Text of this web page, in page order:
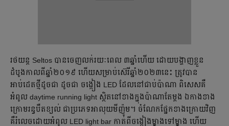
រថយន្ត Seltos បាន​ចេញ​លក់​រយៈពេល ៣ឆ្នាំហើយ ដោយបង្ហាញ​ខ្លួន​
ដំបូងកាលពីឆ្នាំ​២០១៩ ហើយ​សម្រាប់​ស៊េរីឆ្នាំ២០២៣នេះ ត្រូវ​បាន​
អាប់ដេតថ្មី​ដូចជា ដូចជា ចង្កៀង​ LED ដែល​​នៅជាប់​ប៉ាណា ពិសេសគឺ
អំពូល daytime running light ស្ថិតនៅខាងក្នុងប៉ាណាតែម្តង ឯកាងខាង
ក្រោម​រន្ធបឺតខ្យល់ ជា​ប្រភេទ​អាលុយមីញ៉ូម។ ចំណែក​ផ្នែកខាងក្រោយវិញ
គឺរំលេចដោយ​អំពូល LED light bar កាត់​ពី​ចង្កៀងម្ខាងទៅម្ខាង ហើយ​